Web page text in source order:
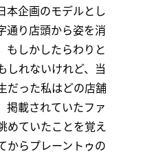
本企画のモデルとし
通り店頭から姿を消
もしかしたらわりと
しれないけれど、当
だった私はどの店舗
掲載されていたファ
めていたことを覚え
からプレーントゥの